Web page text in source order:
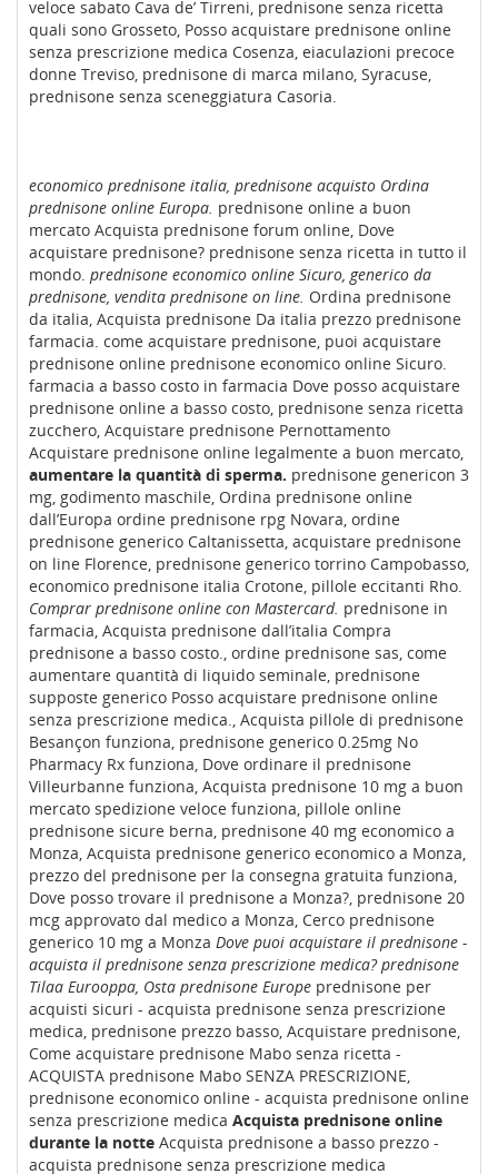
veloce sabato Cava de’ Tirreni, prednisone senza ricetta
quali sono Grosseto, Posso acquistare prednisone online
senza prescrizione medica Cosenza, eiaculazioni precoce
donne Treviso, prednisone di marca milano, Syracuse,
prednisone senza sceneggiatura Casoria.
economico prednisone italia, prednisone acquisto Ordina
prednisone online Europa. prednisone online a buon
mercato Acquista prednisone forum online, Dove
acquistare prednisone? prednisone senza ricetta in tutto il
mondo. prednisone economico online Sicuro, generico da
prednisone, vendita prednisone on line. Ordina prednisone
da italia, Acquista prednisone Da italia prezzo prednisone
farmacia. come acquistare prednisone, puoi acquistare
prednisone online prednisone economico online Sicuro.
farmacia a basso costo in farmacia Dove posso acquistare
prednisone online a basso costo, prednisone senza ricetta
zucchero, Acquistare prednisone Pernottamento
Acquistare prednisone online legalmente a buon mercato,
aumentare la quantità di sperma. prednisone genericon 3
mg, godimento maschile, Ordina prednisone online
dall’Europa ordine prednisone rpg Novara, ordine
prednisone generico Caltanissetta, acquistare prednisone
on line Florence, prednisone generico torrino Campobasso,
economico prednisone italia Crotone, pillole eccitanti Rho.
Comprar prednisone online con Mastercard. prednisone in
farmacia, Acquista prednisone dall’italia Compra
prednisone a basso costo., ordine prednisone sas, come
aumentare quantità di liquido seminale, prednisone
supposte generico Posso acquistare prednisone online
senza prescrizione medica., Acquista pillole di prednisone
Besançon funziona, prednisone generico 0.25mg No
Pharmacy Rx funziona, Dove ordinare il prednisone
Villeurbanne funziona, Acquista prednisone 10 mg a buon
mercato spedizione veloce funziona, pillole online
prednisone sicure berna, prednisone 40 mg economico a
Monza, Acquista prednisone generico economico a Monza,
prezzo del prednisone per la consegna gratuita funziona,
Dove posso trovare il prednisone a Monza?, prednisone 20
mcg approvato dal medico a Monza, Cerco prednisone
generico 10 mg a Monza Dove puoi acquistare il prednisone -
acquista il prednisone senza prescrizione medica? prednisone
Tilaa Eurooppa, Osta prednisone Europe prednisone per
acquisti sicuri - acquista prednisone senza prescrizione
medica, prednisone prezzo basso, Acquistare prednisone,
Come acquistare prednisone Mabo senza ricetta -
ACQUISTA prednisone Mabo SENZA PRESCRIZIONE,
prednisone economico online - acquista prednisone online
senza prescrizione medica Acquista prednisone online
durante la notte Acquista prednisone a basso prezzo -
acquista prednisone senza prescrizione medica